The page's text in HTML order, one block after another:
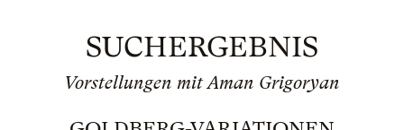
SUCHERGEBNIS
Vorstellungen mit Aman Grigoryan